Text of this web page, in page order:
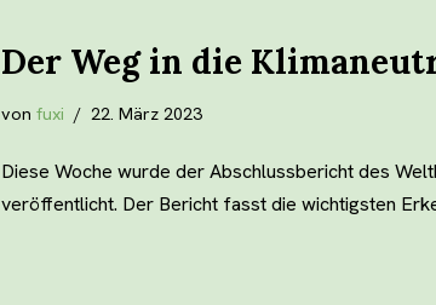
Der Weg in die
von fuxi 22. März 2023
Diese Woche wurde der Abschlussbericht des
veröffentlicht. Der Bericht fasst die wichtigsten